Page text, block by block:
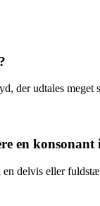
der udtales meget
en konsonant
en delvis eller